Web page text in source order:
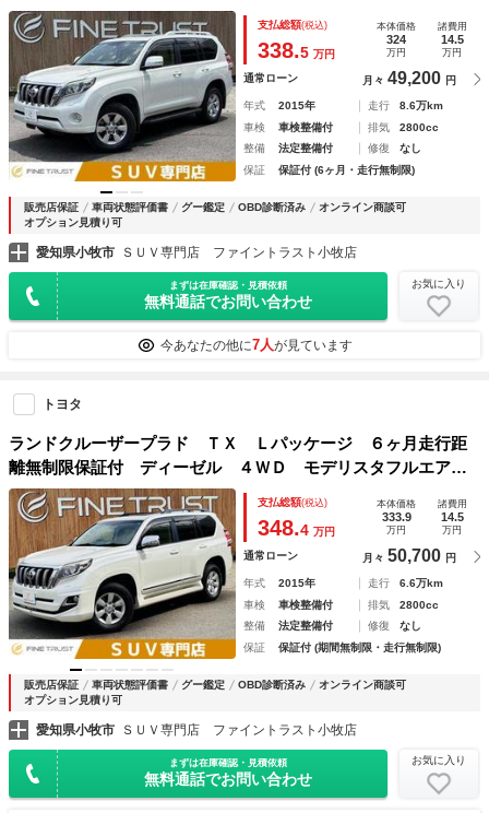
ート クルーズコントロール Ｂカメラ 禁煙車 純正ＳＤナ
ビ シートヒーター クリアランスソナー 純正１７インチア
ルミ ＬＥＤヘッド
支払総額(税込)
338.5 万円
本体価格
324
万円
諸費用
14.5
万円
通常ローン 月々 49,200 円
年式 2015年 走行
8.6万km
車検
車検整備付 排気
2800cc
整備
法定整備付 修復
なし
保証
保証付 (6ヶ月・走行無制限)
販売店保証 車両状態評価書 グー鑑定 OBD診断済み
オンライン商談可
オプション見積り可
愛知県小牧市 ＳＵＶ専門店 ファイントラスト小牧店
まずは在庫確認・見積依頼
無料通話でお問い合わせ
お気に入り
今あなたの他に7人が見ています
トヨタ
ランドクルーザープラド ＴＸ Ｌパッケージ ６ヶ月走行距
離無制限保証付 ディーゼル ４ＷＤ モデリスタフルエア
ロ サンルーフ 純正メーカーナビ バックカメラ クルーズ
コントロール コーナーセンサー 本革シート パワーシー
ト シートヒーター
支払総額(税込)
348.4 万円
本体価格
333.9
万円
諸費用
14.5
万円
通常ローン 月々 50,700 円
年式 2015年 走行
6.6万km
車検
車検整備付 排気
2800cc
整備
法定整備付 修復
なし
保証
保証付 (期間無制限・走行無制限)
販売店保証 車両状態評価書 グー鑑定 OBD診断済み
オンライン商談可
オプション見積り可
愛知県小牧市 ＳＵＶ専門店 ファイントラスト小牧店
まずは在庫確認・見積依頼
無料通話でお問い合わせ
お気に入り